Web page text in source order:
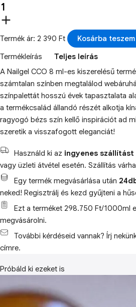
Termék ár: 2 390 Ft
Kosárba teszem
Termékleírás
Teljes leírás
A Nailgel CCO 8 ml-es kiszerelésű
számtalan színben megtalálod
színpalettát hosszú évek tapasztalata
a termékcsalád állandó részét alkotja
ragyogó bézs szín kellő inspirációt ad
szeretik a visszafogott eleganciát!
Használd ki az ingyenes szállítást
vagy üzleti átvétel esetén. Szállítás
Egy termék megvásárlása után
neked! Regisztrálj és kezd gyűjteni a
Ezt a terméket 298.750 Ft/1000ml
megvásárolni.
További kérdéseid vannak? Írj
címre.
Próbáld ki ezeket is